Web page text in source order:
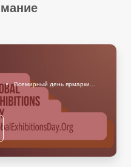
Всемирный день ярмарки
2025